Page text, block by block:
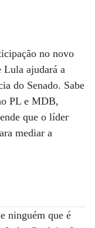
no novo
Lula ajudará a
do Senado. Sabe
PL e MDB,
que o líder
mediar a
ninguém que é